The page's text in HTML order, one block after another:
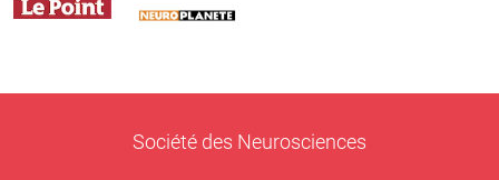
Société des Neurosciences